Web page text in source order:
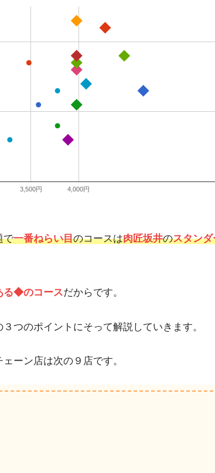
3,500円 4,000円
で一番ねらい目のコースは肉匠坂井のスタン
る◆のコースだからです。
つのポイントにそって解説していきます。
ーン店は次の９店です。